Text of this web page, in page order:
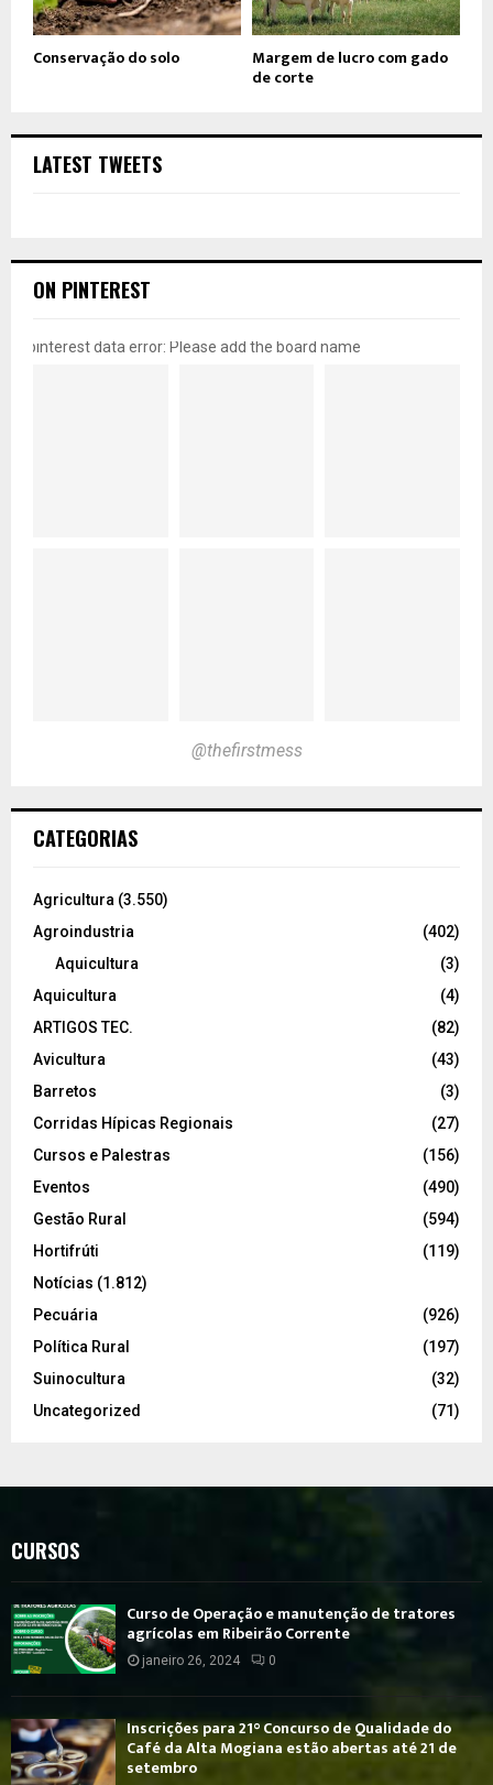
Conservação do solo Margem de lucro com gado
de corte
LATEST TWEETS
ON PINTEREST
pinterest data error: Please add the board name
@thefirstmess
CATEGORIAS
Agricultura (3.550)
Agroindustria
(402)
Aquicultura
(3)
Aquicultura
(4)
ARTIGOS TEC.
(82)
Avicultura
(43)
Barretos
(3)
Corridas Hípicas Regionais
(27)
Cursos e Palestras
(156)
Eventos
(490)
Gestão Rural
(594)
Hortifrúti
(119)
Notícias (1.812)
Pecuária
(926)
Política Rural
(197)
Suinocultura
(32)
Uncategorized
(71)
CURSOS
Curso de Operação e manutenção de tratores
agrícolas em Ribeirão Corrente
janeiro 26, 2024 0
Inscrições para 21° Concurso de Qualidade do
Café da Alta Mogiana estão abertas até 21 de
setembro